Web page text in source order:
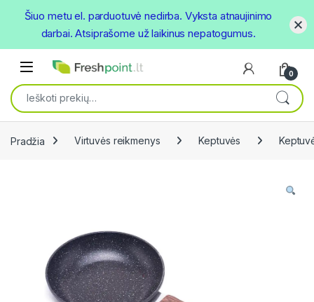
Open
0
Ieškoti:
Pradžia Virtuvės reikmenys Keptuvės
Šiuo metu el. parduotuvė nedirba. Vyksta atnaujinimo
darbai. Atsiprašome už laikinus nepatogumus.